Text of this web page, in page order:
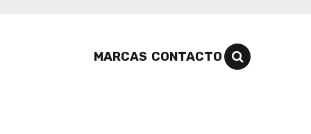
MARCAS CONTACTO